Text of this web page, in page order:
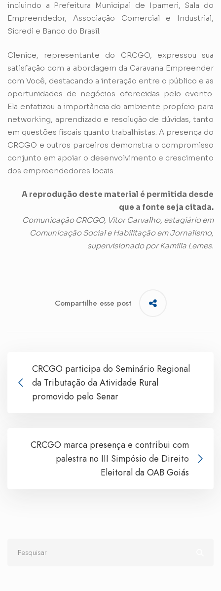
incluindo a Prefeitura Municipal de Ipameri, Sala do
Empreendedor, Associação Comercial e Industrial,
Sicredi e Banco do Brasil.
Clenice, representante do CRCGO, expressou sua
satisfação com a abordagem da Caravana Empreender
com Você, destacando a interação entre o público e as
oportunidades de negócios oferecidas pelo evento.
Ela enfatizou a importância do ambiente propício para
networking, aprendizado e resolução de dúvidas, tanto
em questões fiscais quanto trabalhistas. A presença do
CRCGO e outros parceiros demonstra o compromisso
conjunto em apoiar o desenvolvimento e crescimento
dos empreendedores locais.
A reprodução deste material é permitida desde
que a fonte seja citada.
Comunicação CRCGO, Vitor Carvalho, estagiário em
Comunicação Social e Habilitação em Jornalismo,
supervisionado por Kamilla Lemes.
Compartilhe esse post
CRCGO participa do Seminário Regional
da Tributação da Atividade Rural
promovido pelo Senar
CRCGO marca presença e contribui com
palestra no III Simpósio de Direito
Eleitoral da OAB Goiás